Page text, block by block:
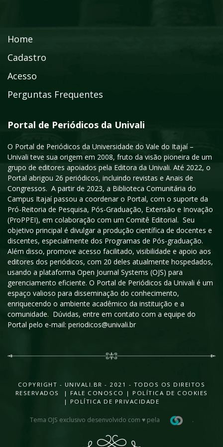
Home
Cadastro
Acesso
Perguntas Frequentes
Portal de Periódicos da Univali
O Portal de Periódicos da Universidade do Vale do Itajaí –
Univali teve sua origem em 2008, fruto da visão pioneira de um
grupo de editores apoiados pela Editora da Univali. Até 2022, o
Portal abrigou 26 periódicos, incluindo revistas e Anais de
Congressos. A partir de 2023, a Biblioteca Comunitária do
Campus Itajaí passou a coordenar o Portal, com o suporte da
Pró-Reitoria de Pesquisa, Pós-Graduação, Extensão e Inovação
(ProPPEI), em colaboração com um Comitê Editorial. Seu
objetivo principal é divulgar a produção científica de docentes e
discentes, especialmente dos Programas de Pós-graduação.
Além disso, promove acesso facilitado, visibilidade e apoio aos
editores dos periódicos, com 20 deles atualmente hospedados,
usando a plataforma Open Journal Systems (OJS) para
gerenciamento eficiente. O Portal de Periódicos da Univali é um
espaço valioso para disseminação do conhecimento,
enriquecendo o ambiente acadêmico da instituição e a
comunidade. Dúvidas, entre em contato com a equipe do
Portal pelo e-mail: periodicos@univali.br
COPYRIGHT - UNIVALI.BR - 2021 - TODOS OS DIREITOS
RESERVADOS |
FALE CONOSCO | POLÍTICA DE COOKIES
| POLÍTICA DE PRIVACIDADE
Tema OJS exclusivo desenvolvido com ♥ pela .